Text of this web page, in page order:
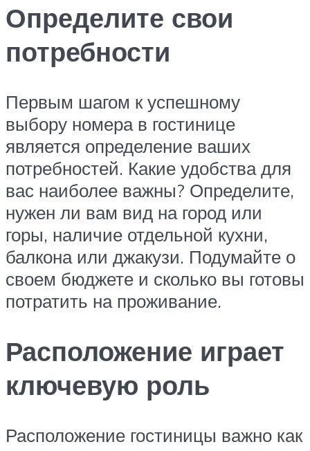
Определите свои
потребности
Первым шагом к успешному
выбору номера в гостинице
является определение ваших
потребностей. Какие удобства для
вас наиболее важны? Определите,
нужен ли вам вид на город или
горы, наличие отдельной кухни,
балкона или джакузи. Подумайте о
своем бюджете и сколько вы готовы
потратить на проживание.
Расположение играет
ключевую роль
Расположение гостиницы важно как